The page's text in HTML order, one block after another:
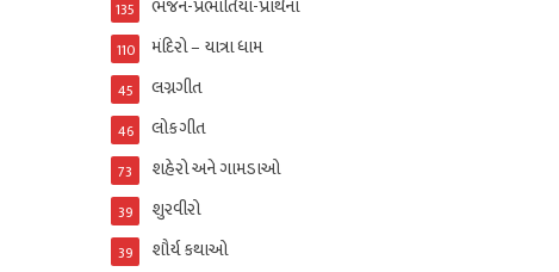
ભજન-પ્રભાતિયા-પ્રાર્થના
135
મંદિરો – યાત્રા ધામ
110
લગ્નગીત
45
લોકગીત
46
શહેરો અને ગામડાઓ
73
શુરવીરો
39
શૌર્ય કથાઓ
39